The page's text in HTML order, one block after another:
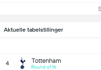
Aktuelle tabelstillinger
4 Tottenham
Round of 16